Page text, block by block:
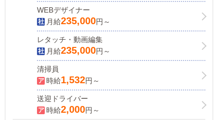
WEBデザイナー
月給235,000円～
レタッチ・動画編集
月給235,000円～
清掃員
時給1,532円～
送迎ドライバー
時給2,000円～